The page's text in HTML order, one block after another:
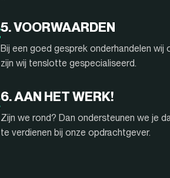
5. VOORWAARDEN
Bij een goed gesprek onderhandelen wij
zijn wij tenslotte gespecialiseerd.
6. AAN HET WERK!
Zijn we rond? Dan ondersteunen we je
te verdienen bij onze opdrachtgever.